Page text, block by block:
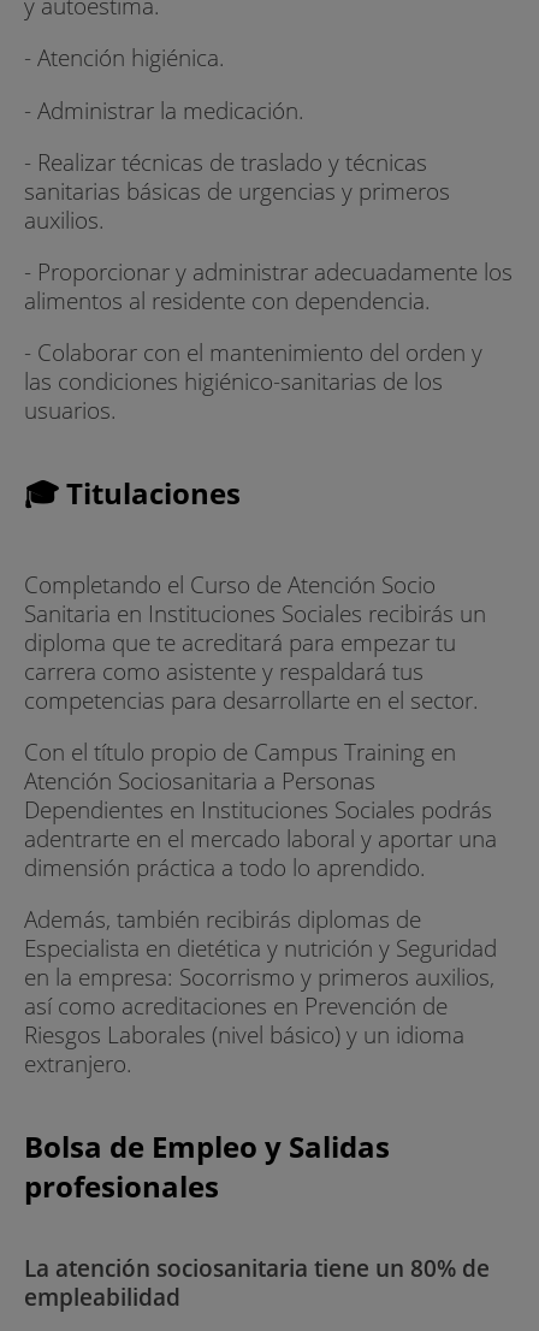
- Atención higiénica.
- Administrar la medicación.
- Realizar técnicas de traslado y técnicas
sanitarias básicas de urgencias y primeros
auxilios.
- Proporcionar y administrar adecuadamente los
alimentos al residente con dependencia.
- Colaborar con el mantenimiento del orden y
las condiciones higiénico-sanitarias de los
usuarios.
🎓 Titulaciones
Completando el Curso de Atención Socio
Sanitaria en Instituciones Sociales recibirás un
diploma que te acreditará para empezar tu
carrera como asistente y respaldará tus
competencias para desarrollarte en el sector.
Con el título propio de Campus Training en
Atención Sociosanitaria a Personas
Dependientes en Instituciones Sociales podrás
adentrarte en el mercado laboral y aportar una
dimensión práctica a todo lo aprendido.
Además, también recibirás diplomas de
Especialista en dietética y nutrición y Seguridad
en la empresa: Socorrismo y primeros auxilios,
así como acreditaciones en Prevención de
Riesgos Laborales (nivel básico) y un idioma
extranjero.
Bolsa de Empleo y Salidas
profesionales
La atención sociosanitaria tiene un 80% de
empleabilidad